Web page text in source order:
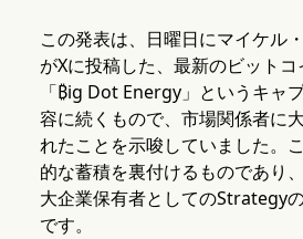
この発表は、日曜日にマイケル
がXに投稿した、最新のビット
「₿ig Dot Energy」というキャ
容に続くもので、市場関係者に
れたことを示唆していました。
的な蓄積を裏付けるものであり
大企業保有者としてのStrategy
です。